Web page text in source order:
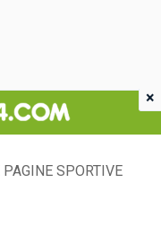
SPORTIVE
×